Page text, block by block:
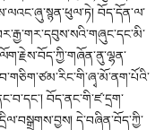
བོད་དོན་ལ་
བོད་ནང་གི་ཛ་དྲག་
དེ་བཞིན་བོད་ཀྱི་